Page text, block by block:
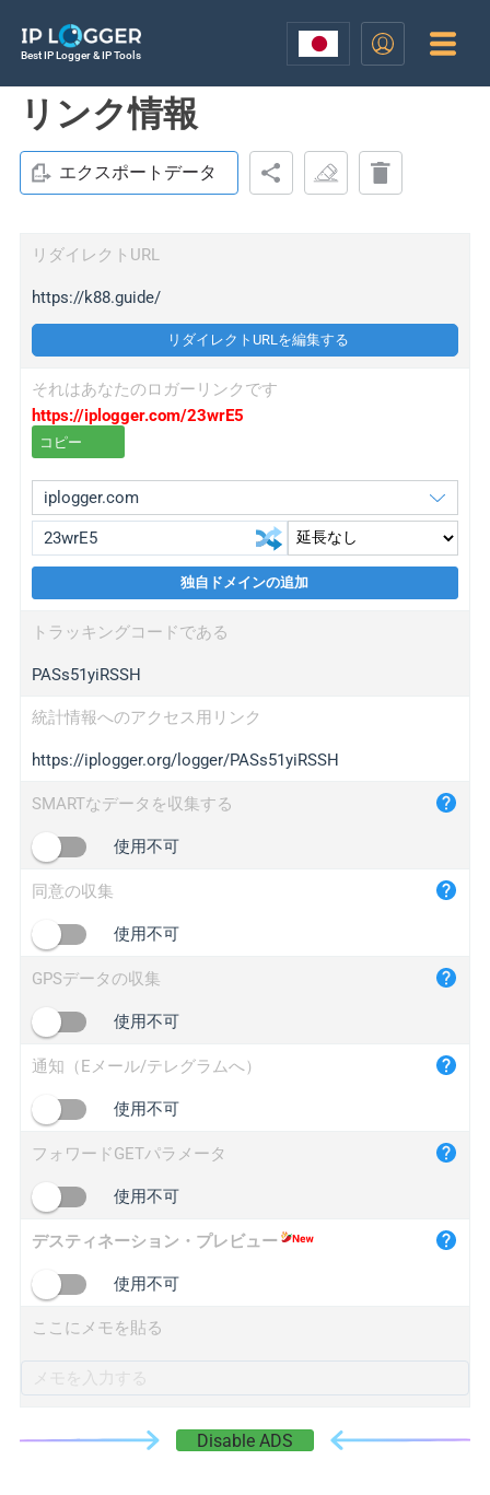
Best IP Logger & IP Tools
リンク情報
エクスポートデータ
リダイレクトURL
https://k88.guide/
リダイレクトURLを編集する
それはあなたのロガーリンクです
https://iplogger.com/23wrE5
コピー
wl.gl
ed.tc
bc.ax
iplogger.com
maper.info
2no.co
yip.su
iplogger.info
iplogger.cn
独自ドメインの追加
トラッキングコードである
PASs51yiRSSH
統計情報へのアクセス用リンク
https://iplogger.org/logger/PASs51yiRSSH
SMARTなデータを収集する
使用不可
同意の収集
使用不可
GPSデータの収集
使用不可
通知（Eメール/テレグラムへ）
使用不可
フォワードGETパラメータ
使用不可
デスティネーション・プレビュー
使用不可
ここにメモを貼る
Disable ADS